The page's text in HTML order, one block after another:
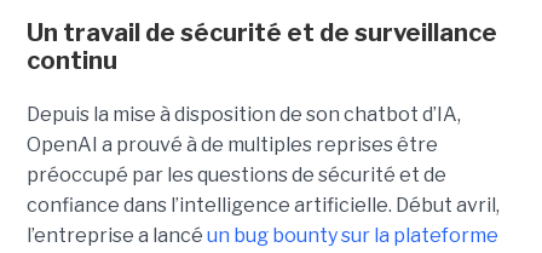
Un travail de sécurité et de surveillance
continu
Depuis la mise à disposition de son chatbot d’IA,
OpenAI a prouvé à de multiples reprises être
préoccupé par les questions de sécurité et de
confiance dans l’intelligence artificielle. Début avril,
l’entreprise a lancé un bug bounty sur la plateforme